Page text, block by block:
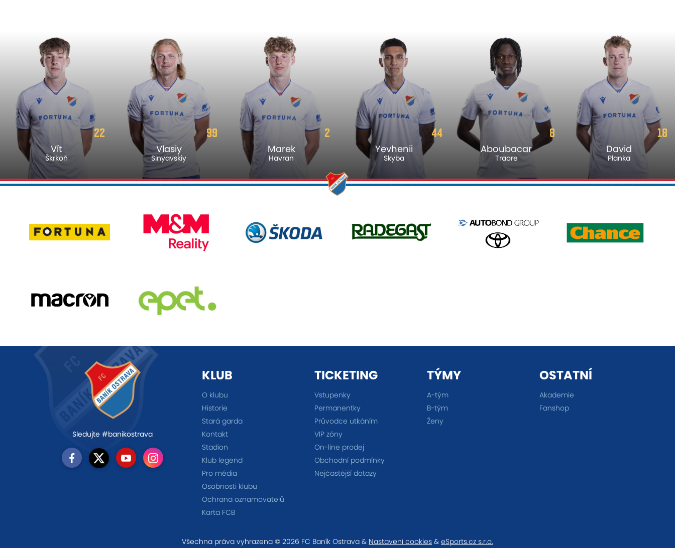
99
Vlasiy
Sinyavskiy
2
Marek
Havran
44
Yevhenii
Skyba
8
Aboubacar
Traore
18
David
Planka
81
Matúš
Kmeť
Sledujte #banikostrava
KLUB
O klubu
Historie
Stará garda
Kontakt
Stadion
Klub legend
Pro média
Osobnosti klubu
Ochrana oznamovatelů
Karta FCB
TICKETING
Vstupenky
Permanentky
Průvodce utkáním
VIP zóny
On-line prodej
Obchodní podmínky
Nejčastější dotazy
TÝMY
A-tým
B-tým
Ženy
OSTATNÍ
Akademie
Fanshop
Všechna práva vyhrazena © 2026 FC Baník Ostrava & Nastavení cookies & eSports.cz s.r.o.